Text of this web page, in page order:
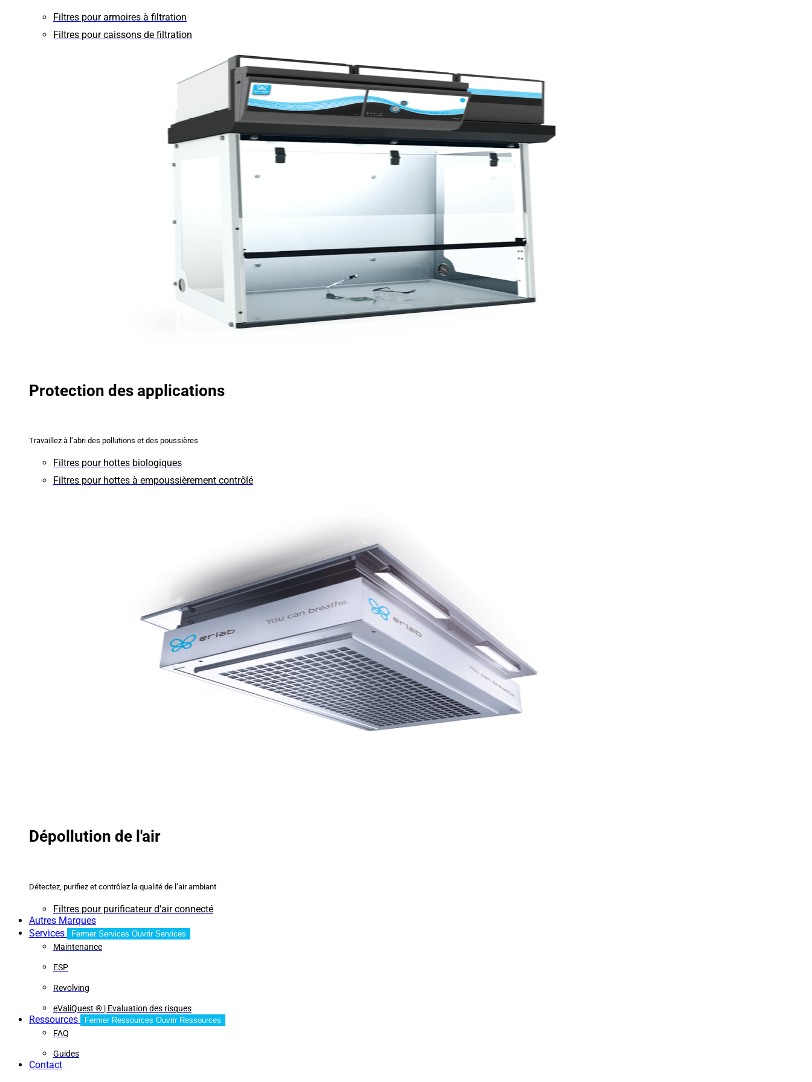
Filtres pour armoires à filtration
Filtres pour caissons de filtration
Protection des applications
Travaillez à l’abri des pollutions et des poussières
Filtres pour hottes biologiques
Filtres pour hottes à empoussièrement contrôlé
Dépollution de l'air
Détectez, purifiez et contrôlez la qualité de l’air ambiant
Filtres pour purificateur d'air connecté
Autres Marques
Services
Fermer Services Ouvrir Services
Maintenance
ESP
Revolving
eValiQuest ® | Evaluation des risques
Ressources Fermer Ressources Ouvrir Ressources
FAQ
Guides
Contact